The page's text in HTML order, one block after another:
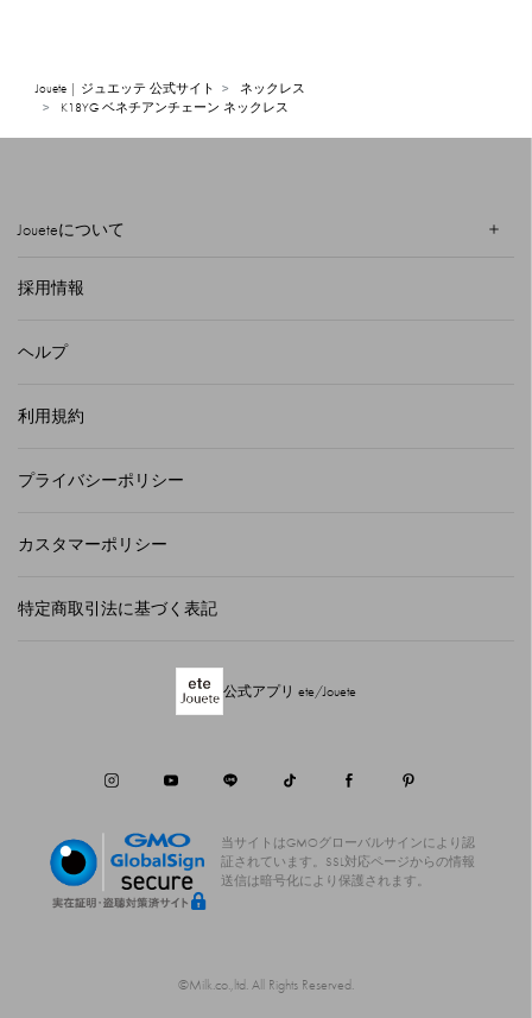
Jouete | ジュエッテ 公式サイト
ネックレス
K18YG ベネチアンチェーン ネックレス
Joueteについて
採用情報
ヘルプ
利用規約
プライバシーポリシー
カスタマーポリシー
特定商取引法に基づく表記
公式アプリ ete/Jouete
当サイトはGMOグローバルサインにより認
証されています。
SSL対応ページからの情報
送信は暗号化により保護されます。
©Milk.co.,ltd. All Rights Reserved.